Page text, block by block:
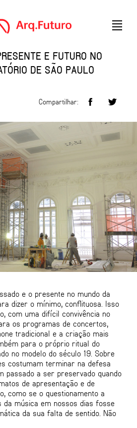
E FUTURO NO
DE SÃO PAULO
Compartilhar:
e o presente no mundo da
dizer o mínimo, conflituosa. Isso
com uma difícil convivência no
os programas de concertos,
tradicional e a criação mais
para o próprio ritual do
no modelo do século 19. Sobre
costumam terminar na defesa
passado a ser preservado quando
de apresentação e de
como se o questionamento a
da música em nossos dias fosse
da sua falta de sentido. Não